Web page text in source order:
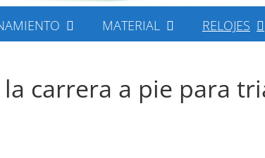
MATERIAL RELOJES
carrera a pie para